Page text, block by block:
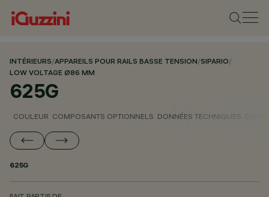
INTÉRIEURS/APPAREILS POUR RAILS BASSE TENSION/SIPARIO/
LOW VOLTAGE Ø86 MM
625G
COULEUR COMPOSANTS OPTIONNELS DONNÉES TECHNIQUES
625G